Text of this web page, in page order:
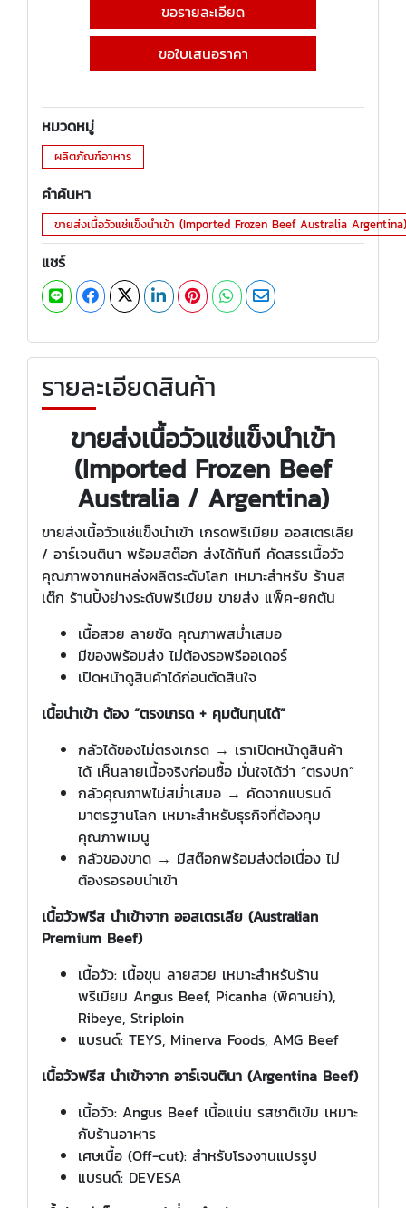
ขอรายละเอียด
ขอใบเสนอราคา
หมวดหมู่
ผลิตภัณฑ์อาหาร
คำค้นหา
ขายส่งเนื้อวัวแช่แข็งนำเข้า (Imported Frozen Beef Australia Argentina)
แชร์
รายละเอียดสินค้า
ขายส่งเนื้อวัวแช่แข็งนำเข้า
(Imported Frozen Beef
Australia / Argentina)
ขายส่งเนื้อวัวแช่แข็งนำเข้า เกรดพรีเมียม ออสเตรเลีย
/ อาร์เจนตินา พร้อมสต๊อก ส่งได้ทันที คัดสรรเนื้อวัว
คุณภาพจากแหล่งผลิตระดับโลก เหมาะสำหรับ ร้านส
เต๊ก ร้านปิ้งย่างระดับพรีเมียม ขายส่ง แพ็ค-ยกตัน
เนื้อสวย ลายชัด คุณภาพสม่ำเสมอ
มีของพร้อมส่ง ไม่ต้องรอพรีออเดอร์
เปิดหน้าดูสินค้าได้ก่อนตัดสินใจ
เนื้อนำเข้า ต้อง “ตรงเกรด + คุมต้นทุนได้”
กลัวได้ของไม่ตรงเกรด → เราเปิดหน้าดูสินค้า
ได้ เห็นลายเนื้อจริงก่อนซื้อ มั่นใจได้ว่า “ตรงปก”
กลัวคุณภาพไม่สม่ำเสมอ → คัดจากแบรนด์
มาตรฐานโลก เหมาะสำหรับธุรกิจที่ต้องคุม
คุณภาพเมนู
กลัวของขาด → มีสต๊อกพร้อมส่งต่อเนื่อง ไม่
ต้องรอรอบนำเข้า
เนื้อวัวฟรีส นำเข้าจาก ออสเตรเลีย (Australian
Premium Beef)
เนื้อวัว: เนื้อขุน ลายสวย เหมาะสำหรับร้าน
พรีเมียม Angus Beef, Picanha (พิคานย่า),
Ribeye, Striploin
แบรนด์: TEYS, Minerva Foods, AMG Beef
เนื้อวัวฟรีส นำเข้าจาก อาร์เจนตินา (Argentina Beef)
เนื้อวัว: Angus Beef เนื้อแน่น รสชาติเข้ม เหมาะ
กับร้านอาหาร
เศษเนื้อ (Off-cut): สำหรับโรงงานแปรรูป
แบรนด์: DEVESA